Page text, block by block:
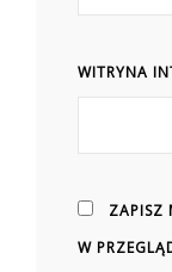
WITRYNA
ZAPISZ
W